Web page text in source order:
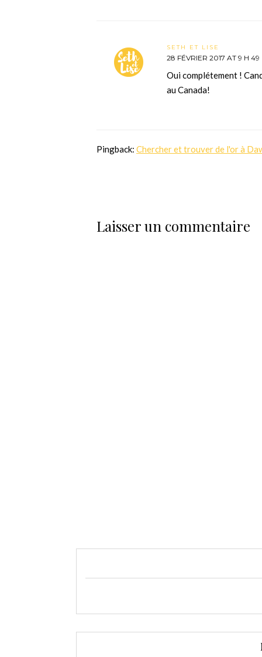
SETH ET LISE
28 FÉVRIER 2017 AT 9 H 49
Oui complétement !
au Canada!
Pingback: Chercher et trouver de l'or à
Laisser un commentaire